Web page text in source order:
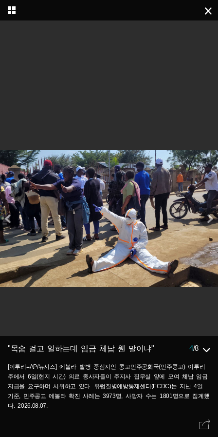
"목숨 걸고 일하는데 임금 체납 웬 말이냐" 4/8
[이투리=AP/뉴시스] 에볼라 발병 중심지인 콩고민주공화국(민주콩고) 이투리
주에서 6일(현지 시간) 의료 종사자들이 주지사 집무실 앞에 모여 체납 임금
지급을 요구하며 시위하고 있다. 유럽질병예방통제센터(ECDC)는 지난 4일
기준, 민주콩고 에볼라 확진 사례는 3973명, 사망자 수는 1801명으로 집계했
다. 2026.08.07.